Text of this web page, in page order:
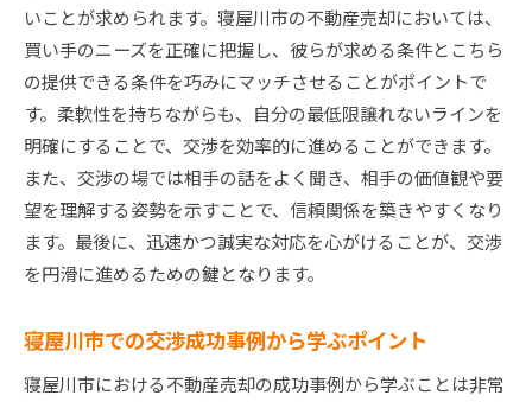
いことが求められます。寝屋川市の不動産売却においては、
買い手のニーズを正確に把握し、彼らが求める条件とこちら
の提供できる条件を巧みにマッチさせることがポイントで
す。柔軟性を持ちながらも、自分の最低限譲れないラインを
明確にすることで、交渉を効率的に進めることができます。
また、交渉の場では相手の話をよく聞き、相手の価値観や要
望を理解する姿勢を示すことで、信頼関係を築きやすくなり
ます。最後に、迅速かつ誠実な対応を心がけることが、交渉
を円滑に進めるための鍵となります。
寝屋川市での交渉成功事例から学ぶポイント
寝屋川市における不動産売却の成功事例から学ぶことは非常